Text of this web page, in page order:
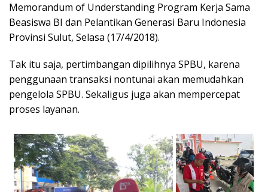
Memorandum of Understanding Program Kerja Sama
Beasiswa BI dan Pelantikan Generasi Baru Indonesia
Provinsi Sulut, Selasa (17/4/2018).
Tak itu saja, pertimbangan dipilihnya SPBU, karena
penggunaan transaksi nontunai akan memudahkan
pengelola SPBU. Sekaligus juga akan mempercepat
proses layanan.